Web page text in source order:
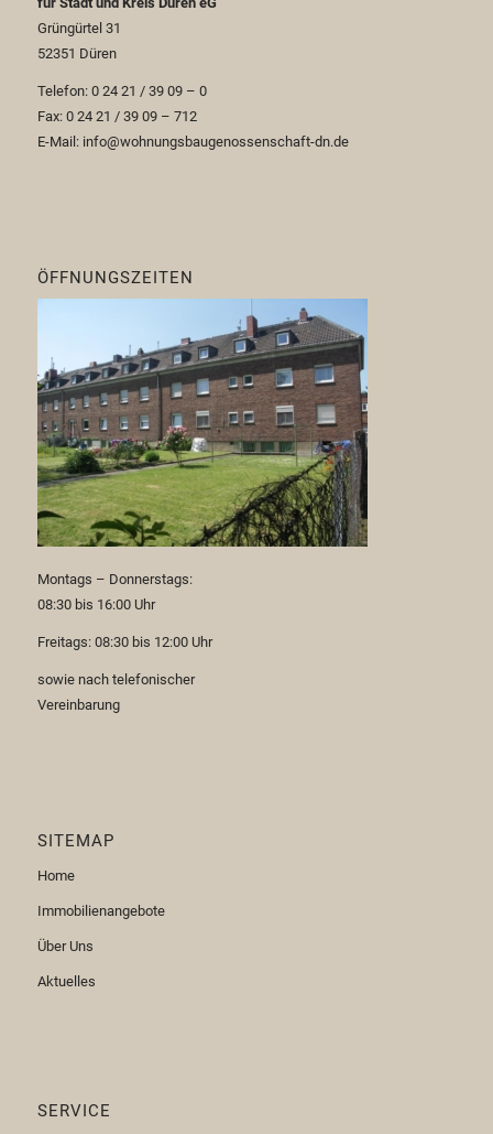
Grüngürtel 31
52351 Düren
Telefon: 0 24 21 / 39 09 – 0
Fax: 0 24 21 / 39 09 – 712
E-Mail: info@wohnungsbaugenossenschaft-dn.de
ÖFFNUNGSZEITEN
Montags – Donnerstags:
08:30 bis 16:00 Uhr
Freitags: 08:30 bis 12:00 Uhr
sowie nach telefonischer
Vereinbarung
SITEMAP
Home
Immobilienangebote
Über Uns
Aktuelles
SERVICE